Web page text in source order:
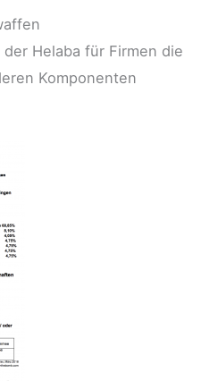
Helaba für Firmen die
Komponenten